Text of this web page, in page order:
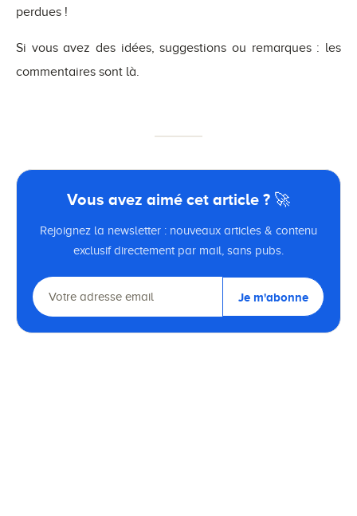
perdues !
Si vous avez des idées, suggestions ou remarques : les
commentaires sont là.
Vous avez aimé cet article ? 🚀
Rejoignez la newsletter : nouveaux articles & contenu
exclusif directement par mail, sans pubs.
Je m'abonne